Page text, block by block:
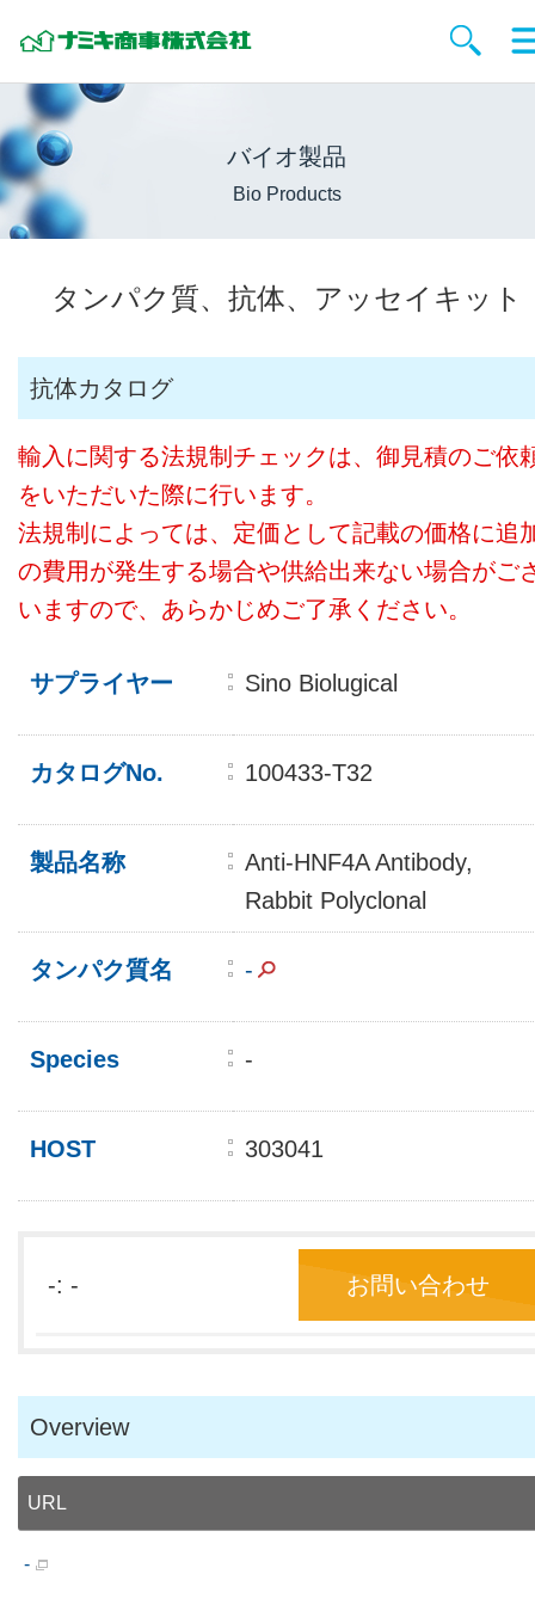
バイオ製品
Bio Products
タンパク質、抗体、アッセイキット
抗体カタログ
輸入に関する法規制チェックは、御見積のご依
をいただいた際に行います。
法規制によっては、定価として記載の価格に追
の費用が発生する場合や供給出来ない場合がご
いますので、あらかじめご了承ください。
サプライヤー Sino Biolugical
カタログNo. 100433-T32
製品名称
Anti-HNF4A Antibody,
Rabbit Polyclonal
タンパク質名 -
Species -
HOST 303041
-: - お問い合わせ
Overview
URL
-